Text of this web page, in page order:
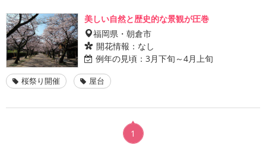
美しい自然と歴史的な景観が圧巻
福岡県・朝倉市
開花情報： なし
例年の見頃： 3月下旬～4月上旬
桜祭り開催 屋台
1